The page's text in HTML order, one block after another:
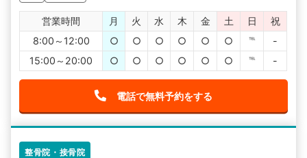
営業時間 月 火 水 木 金 土 日
祝
8:00～12:00
○ ○ ○ ○ ○ ○ ℡
-
15:00～20:00
○ ○ ○ ○ ○ ○ ℡ -
電話で無料予約をする
整骨院・接骨院